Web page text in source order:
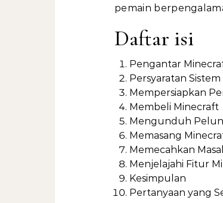
pemain
Daftar isi
Pengantar
Persyaratan Sistem
Mempersiapkan
Membeli Minecraft
Mengunduh
Memasang
Memecahkan
Menjelajahi Fitur
Kesimpulan
Pertanyaan yang